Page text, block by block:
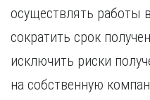
осуществлять работы
сократить срок
исключить риски
на собственную